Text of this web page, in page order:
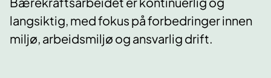
langsiktig, med fokus på forbedringer innen
miljø, arbeidsmiljø og ansvarlig drift.